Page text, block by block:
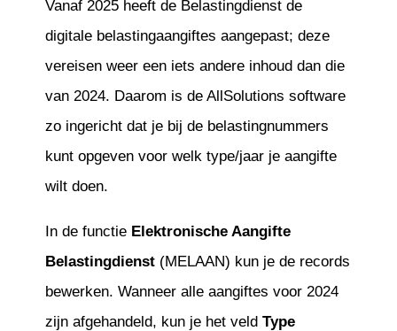
Vanaf 2025 heeft de Belastingdienst de
digitale belastingaangiftes aangepast; deze
vereisen weer een iets andere inhoud dan die
van 2024. Daarom is de AllSolutions software
zo ingericht dat je bij de belastingnummers
kunt opgeven voor welk type/jaar je aangifte
wilt doen.
In de functie Elektronische Aangifte
Belastingdienst (MELAAN) kun je de records
bewerken. Wanneer alle aangiftes voor 2024
zijn afgehandeld, kun je het veldType